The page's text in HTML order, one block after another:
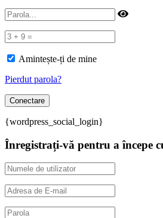
Amintește-ți de mine
Pierdut parola?
{wordpress_social_login}
Înregistrați-vă pentru a începe